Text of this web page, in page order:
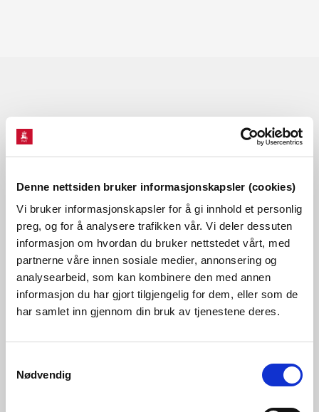
Denne nettsiden bruker informasjonskapsler (cookies)
Vi bruker informasjonskapsler for å gi innhold et personlig
preg, og for å analysere trafikken vår. Vi deler dessuten
informasjon om hvordan du bruker nettstedet vårt, med
partnerne våre innen sosiale medier, annonsering og
analysearbeid, som kan kombinere den med annen
informasjon du har gjort tilgjengelig for dem, eller som de
har samlet inn gjennom din bruk av tjenestene deres.
Nødvendig
Viktig at kraftprodusentene tar hensyn til
forsyningssikkerheten